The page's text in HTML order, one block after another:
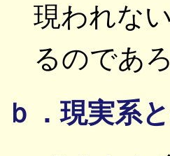
現われな
るのであろ
ｂ．現実系